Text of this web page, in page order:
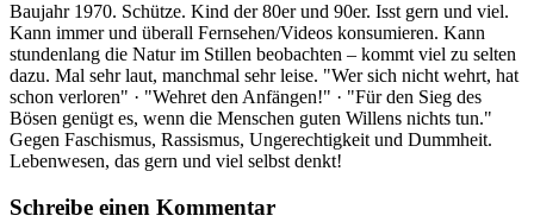
Baujahr 1970. Schütze. Kind der 80er und 90er. Isst gern und viel.
Kann immer und überall Fernsehen/Videos konsumieren. Kann
stundenlang die Natur im Stillen beobachten – kommt viel zu selten
dazu. Mal sehr laut, manchmal sehr leise. "Wer sich nicht wehrt, hat
schon verloren" · "Wehret den Anfängen!" · "Für den Sieg des
Bösen genügt es, wenn die Menschen guten Willens nichts tun."
Gegen Faschismus, Rassismus, Ungerechtigkeit und Dummheit.
Lebenwesen, das gern und viel selbst denkt!
Schreibe einen Kommentar